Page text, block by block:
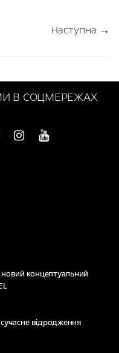
Наступна →
В СОЦМЕРЕЖАХ
концептуальний
відродження